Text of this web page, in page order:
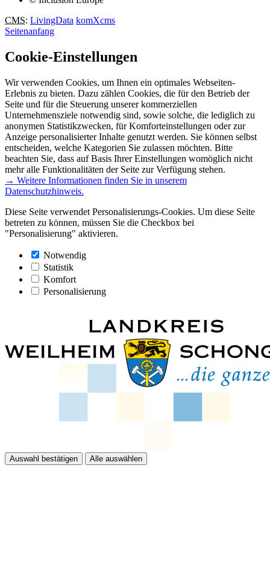
CMS: LivingData komXcms
Seitenanfang
Cookie-Einstellungen
Wir verwenden Cookies, um Ihnen ein optimales Webseiten-
Erlebnis zu bieten. Dazu zählen Cookies, die für den Betrieb der
Seite und für die Steuerung unserer kommerziellen
Unternehmensziele notwendig sind, sowie solche, die lediglich zu
anonymen Statistikzwecken, für Komforteinstellungen oder zur
Anzeige personalisierter Inhalte genutzt werden. Sie können selbst
entscheiden, welche Kategorien Sie zulassen möchten. Bitte
beachten Sie, dass auf Basis Ihrer Einstellungen womöglich nicht
mehr alle Funktionalitäten der Seite zur Verfügung stehen.
→ Weitere Informationen finden Sie in unserem
Datenschutzhinweis.
Diese Seite verwendet Personalisierungs-Cookies. Um diese Seite
betreten zu können, müssen Sie die Checkbox bei
"Personalisierung" aktivieren.
Notwendig
Statistik
Komfort
Personalisierung
Auswahl bestätigen Alle auswählen